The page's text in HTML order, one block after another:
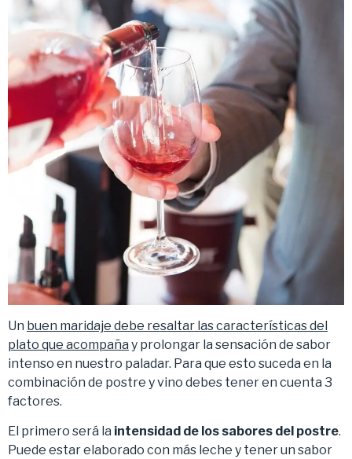
Un buen maridaje debe resaltar las características del
plato que acompaña y prolongar la sensación de sabor
intenso en nuestro paladar. Para que esto suceda en la
combinación de postre y vino debes tener en cuenta 3
factores.
El primero será la intensidad de los sabores del postre.
Puede estar elaborado con más leche y tener un sabor